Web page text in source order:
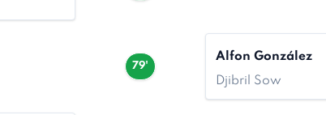
79'
Alfon González
Djibril Sow